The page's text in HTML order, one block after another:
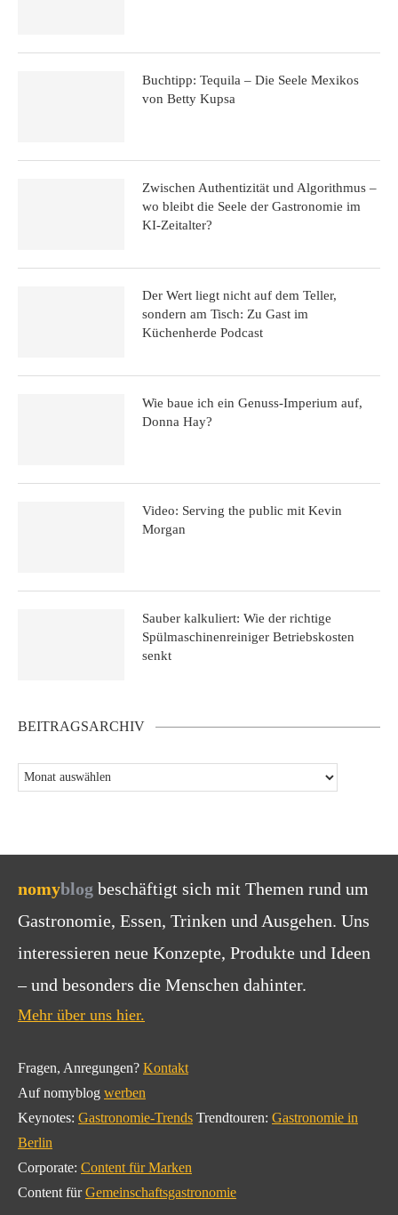
Buchtipp: Tequila – Die Seele Mexikos
von Betty Kupsa
Zwischen Authentizität und Algorithmus –
wo bleibt die Seele der Gastronomie im
KI-Zeitalter?
Der Wert liegt nicht auf dem Teller,
sondern am Tisch: Zu Gast im
Küchenherde Podcast
Wie baue ich ein Genuss-Imperium auf,
Donna Hay?
Video: Serving the public mit Kevin
Morgan
Sauber kalkuliert: Wie der richtige
Spülmaschinenreiniger Betriebskosten
senkt
BEITRAGSARCHIV
nomyblog beschäftigt sich mit Themen rund um
Gastronomie, Essen, Trinken und Ausgehen. Uns
interessieren neue Konzepte, Produkte und Ideen
– und besonders die Menschen dahinter.
Mehr über uns hier.
Fragen, Anregungen? Kontakt
Auf nomyblog werben
Keynotes: Gastronomie-Trends Trendtouren: Gastronomie in
Berlin
Corporate: Content für Marken
Content fürGemeinschaftsgastronomie